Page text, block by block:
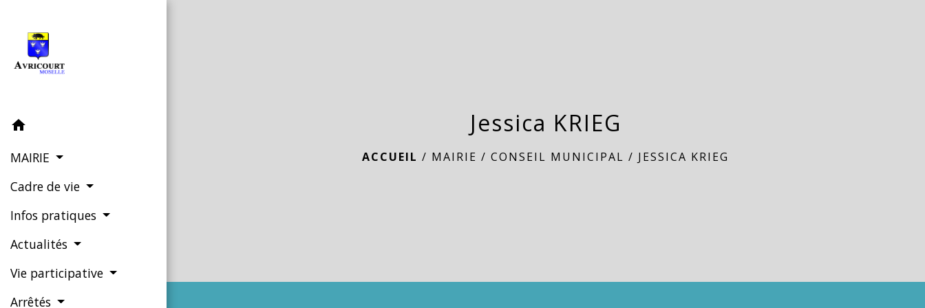
home
MAIRIE
Cadre de vie
Infos pratiques
Actualités
Vie participative
Arrêtés
Jessica KRIEG
ACCUEIL / MAIRIE /CONSEIL MUNICIPAL / JESSICA KRIEG